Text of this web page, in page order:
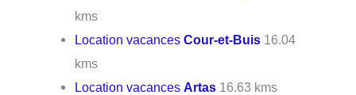
kms
Location vacancesCour-et-Buis 16.04
kms
Location vacances Artas 16.63 kms